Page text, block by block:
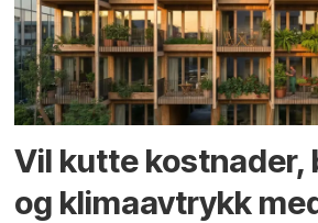
Vil kutte kostnader,
og klima­avtrykk